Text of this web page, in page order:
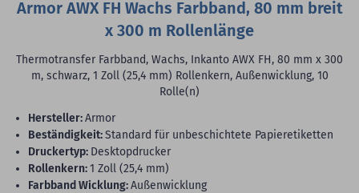
Armor AWX FH Wachs Farbband, 80 mm breit
x 300 m Rollenlänge
Thermotransfer Farbband, Wachs, Inkanto AWX FH, 80 mm x 300
m, schwarz, 1 Zoll (25,4 mm) Rollenkern, Außenwicklung, 10
Rolle(n)
Hersteller:Armor
Beständigkeit:Standard für unbeschichtete Papieretiketten
Druckertyp: Desktopdrucker
Rollenkern:1 Zoll (25,4 mm)
Farbband Wicklung:Außenwicklung